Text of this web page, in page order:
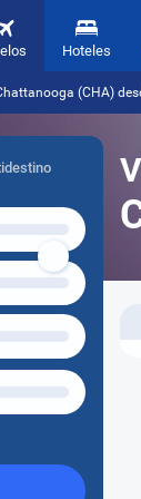
Hoteles
(CHA)